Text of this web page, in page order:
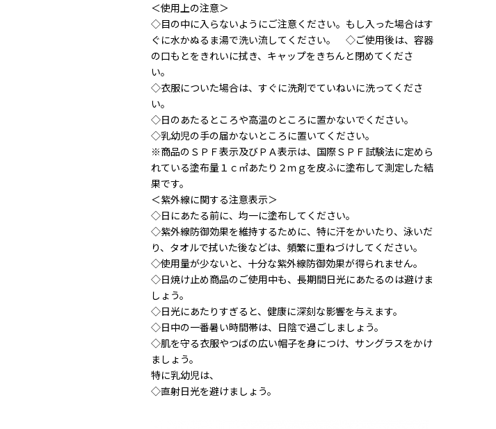
＜使用上の注意＞
◇目の中に入らないようにご注意ください。もし入った場合はす
ぐに水かぬるま湯で洗い流してください。 ◇ご使用後は、容器
の口もとをきれいに拭き、キャップをきちんと閉めてくださ
い。
◇衣服についた場合は、すぐに洗剤でていねいに洗ってくださ
い。
◇日のあたるところや高温のところに置かないでください。
◇乳幼児の手の届かないところに置いてください。
※商品のＳＰＦ表示及びＰＡ表示は、国際ＳＰＦ試験法に定めら
れている塗布量１ｃ㎡あたり２ｍｇを皮ふに塗布して測定した結
果です。
＜紫外線に関する注意表示＞
◇日にあたる前に、均一に塗布してください。
◇紫外線防御効果を維持するために、特に汗をかいたり、泳いだ
り、タオルで拭いた後などは、頻繁に重ねづけしてください。
◇使用量が少ないと、十分な紫外線防御効果が得られません。
◇日焼け止め商品のご使用中も、長期間日光にあたるのは避けま
しょう。
◇日光にあたりすぎると、健康に深刻な影響を与えます。
◇日中の一番暑い時間帯は、日陰で過ごしましょう。
◇肌を守る衣服やつばの広い帽子を身につけ、サングラスをかけ
ましょう。
特に乳幼児は、
◇直射日光を避けましょう。